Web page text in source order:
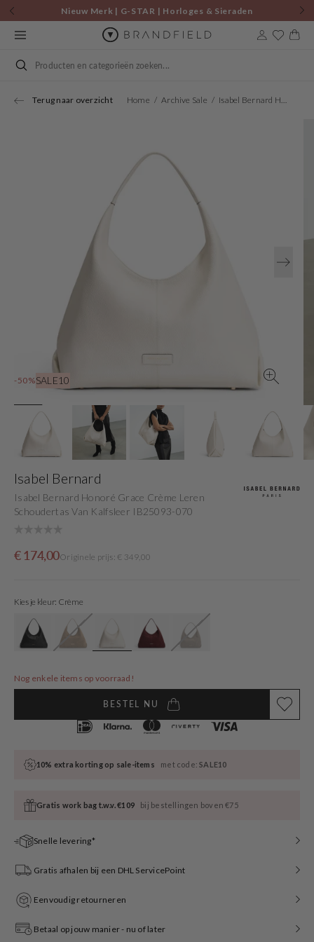
Skip to
content
Nieuw Merk | G-STAR | Horloges & Sieraden
Cart
Search
Terug naar overzicht Home Archive Sale Isabel Bernard Honoré Grace Crème Leren Schoudertas Van Kalfsleer IB25093-070
-50%SALE10
Isabel Bernard
Isabel Bernard Honoré Grace Crème Leren
Schoudertas Van Kalfsleer IB25093-070
Sale
€ 174,00
OrigineleOriginele prijs: € 349,00
Kies je kleur: Crème
Nog enkele items op voorraad!
BESTEL NU
10% extra korting op sale-items met code:SALE10
Gratis work bag t.w.v. €109 bij bestellingen boven €75
Snelle levering*
Gratis afhalen bij een DHL ServicePoint
Eenvoudig retourneren
Betaal op jouw manier - nu of later